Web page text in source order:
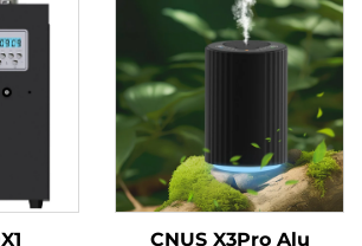
Масла Аромат
Мандаринні Масла
Для Деффузерної
Ароматної Машини
CNUS X3Pro Alu